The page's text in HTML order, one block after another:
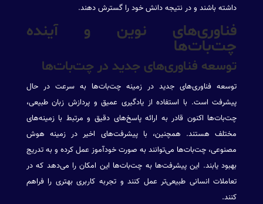
داشته باشند و در نتیجه دانش خود را گسترش دهند.
فناوری‌های نوین و آینده
چت‌بات‌ها
توسعه فناوری‌های جدید در چت‌بات‌ها
توسعه فناوری‌های جدید در زمینه چت‌بات‌ها به سرعت در حال
پیشرفت است. با استفاده از یادگیری عمیق و پردازش زبان طبیعی،
چت‌بات‌ها اکنون قادر به ارائه پاسخ‌های دقیق و مرتبط با زمینه‌های
مختلف هستند. همچنین، با پیشرفت‌های اخیر در زمینه هوش
مصنوعی، چت‌بات‌ها می‌توانند به صورت خودآموز عمل کرده و به تدریج
بهبود یابند. این پیشرفت‌ها به چت‌بات‌ها این امکان را می‌دهد که در
تعاملات انسانی طبیعی‌تر عمل کنند و تجربه کاربری بهتری را فراهم
کنند.